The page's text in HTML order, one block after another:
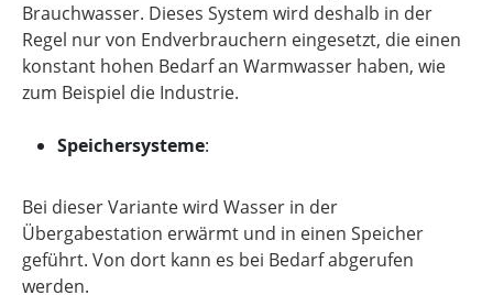
Brauchwasser. Dieses System wird deshalb in der
Regel nur von Endverbrauchern eingesetzt, die einen
konstant hohen Bedarf an Warmwasser haben, wie
zum Beispiel die Industrie.
Speichersysteme:
Bei dieser Variante wird Wasser in der
Übergabestation erwärmt und in einen Speicher
geführt. Von dort kann es bei Bedarf abgerufen
werden.